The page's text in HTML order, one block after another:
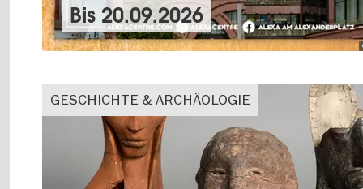
Bis 20.09.2026
GESCHICHTE & ARCHÄOLOGIE